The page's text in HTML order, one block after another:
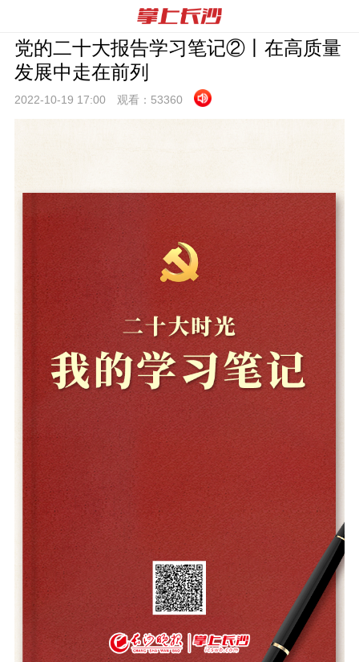
党的二十大报告学习笔记②丨在高质量
发展中走在前列
2022-10-19 17:00 观看： 53360